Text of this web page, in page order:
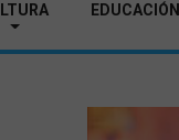
EDUCACIÓN